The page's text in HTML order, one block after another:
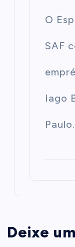
O
SAF
Iago
Deixe